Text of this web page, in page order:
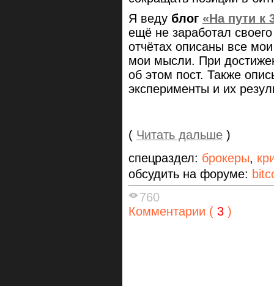
Я веду блог «На пути к
ещё не заработал
отчётах описаны все
мои мысли. При
об этом пост. Также
эксперименты и их
( Читать дальше )
спецраздел: брокеры,
обсудить на форуме:
760
Комментарии ( 3 )